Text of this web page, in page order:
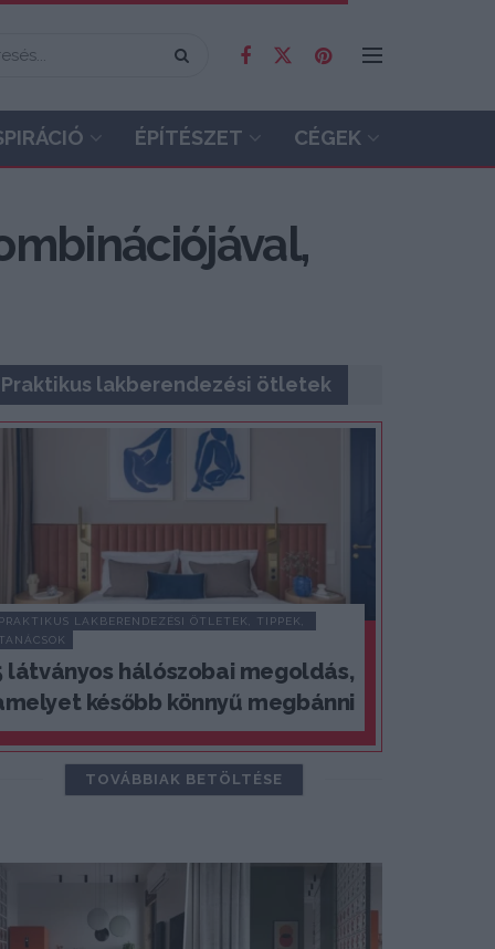
ÉPÍTÉSZET CÉGEK
Praktikus lakberendezési ötletek
PRAKTIKUS LAKBERENDEZÉSI ÖTLETEK, TIPPEK,
TANÁCSOK
látványos hálószobai megoldás,
később könnyű megbánni
TOVÁBBIAK BETÖLTÉSE